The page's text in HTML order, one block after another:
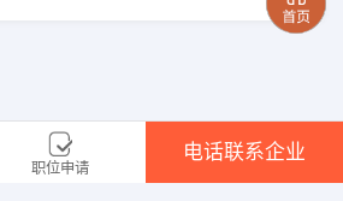
职位申请
电话联系企业